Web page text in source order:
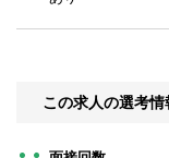
この求人の選考情